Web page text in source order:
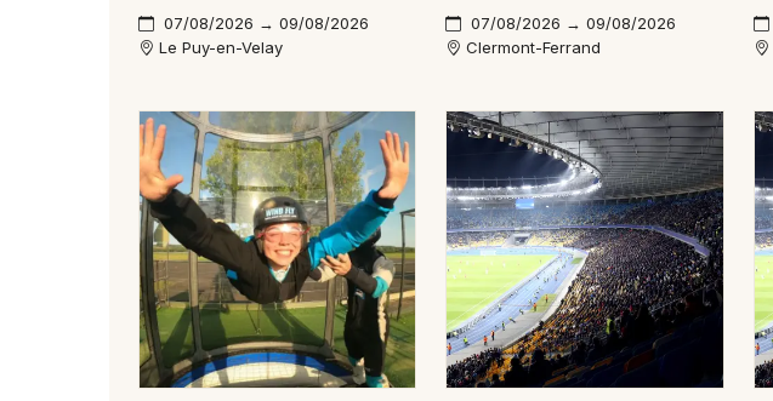
07/08/2026 → 09/08/2026
Le Puy-en-Velay
07/08/2026 → 09/08/2026
Clermont-Ferrand